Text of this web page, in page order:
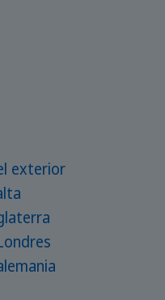
exterior